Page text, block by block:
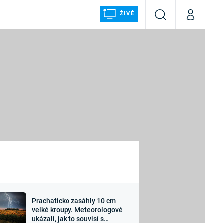
ŽIVĚ
VyhledáváníMůj
Sledujte nás
Prachaticko zasáhly 10 cm
velké kroupy. Meteorologové
ukázali, jak to souvisí s